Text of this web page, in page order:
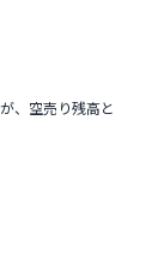
、空売り残高と